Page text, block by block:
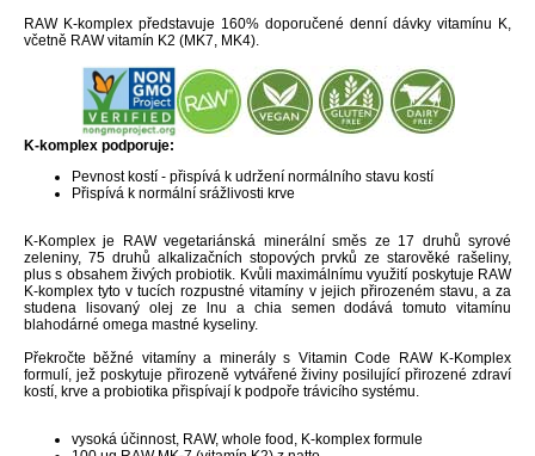
RAW K-komplex představuje 160% doporučené denní dávky vitamínu K,
včetně RAW vitamín K2 (MK7, MK4).
K-komplex podporuje:
Pevnost kostí - přispívá k udržení normálního stavu kostí
Přispívá k normální srážlivosti krve
K-Komplex je RAW vegetariánská minerální směs ze 17 druhů syrové
zeleniny, 75 druhů alkalizačních stopových prvků ze starověké rašeliny,
plus s obsahem živých probiotik. Kvůli maximálnímu využití poskytuje RAW
K-komplex tyto v tucích rozpustné vitamíny v jejich přirozeném stavu, a za
studena lisovaný olej ze lnu a chia semen dodává tomuto vitamínu
blahodárné omega mastné kyseliny.
Překročte běžné vitamíny a minerály s Vitamin Code RAW K-Komplex
formulí, jež poskytuje přirozeně vytvářené živiny posilující přirozené zdraví
kostí, krve a probiotika přispívají k podpoře trávicího systému.
vysoká účinnost, RAW, whole food, K-komplex formule